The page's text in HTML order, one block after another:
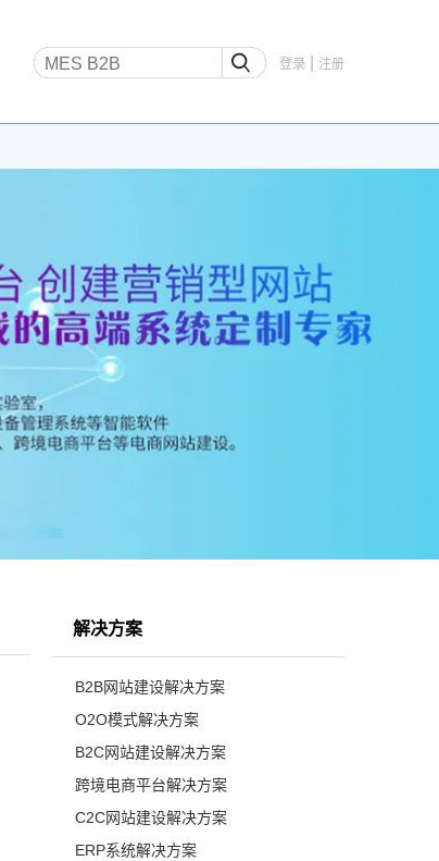
登录 注册
解决方案
B2B网站建设解决方案
O2O模式解决方案
B2C网站建设解决方案
跨境电商平台解决方案
C2C网站建设解决方案
ERP系统解决方案